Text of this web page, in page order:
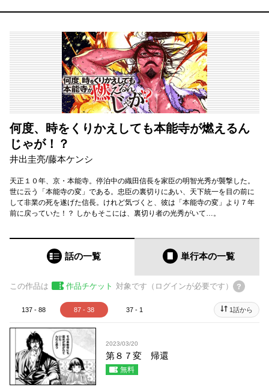
何度、時をくりかえしても本能寺が燃えるん
じゃが！？
井出圭亮/藤本ケンシ
天正１０年、京・本能寺。停泊中の織田信長を家臣の明智光秀が襲撃した。
世に云う「本能寺の変」である。忠臣の裏切りにあい、天下統一を目の前に
して非業の死を遂げた信長。けれど気づくと、彼は「本能寺の変」より７年
前に戻っていた！？ しかもそこには、裏切り者の光秀がいて…。
話の一覧 単行本の一覧
この作品は 作品チケット 対象です（ログインが必要です）
137 - 88 87 - 38 37 - 1 1話から
2023/03/20
第８７変 帰還
無料